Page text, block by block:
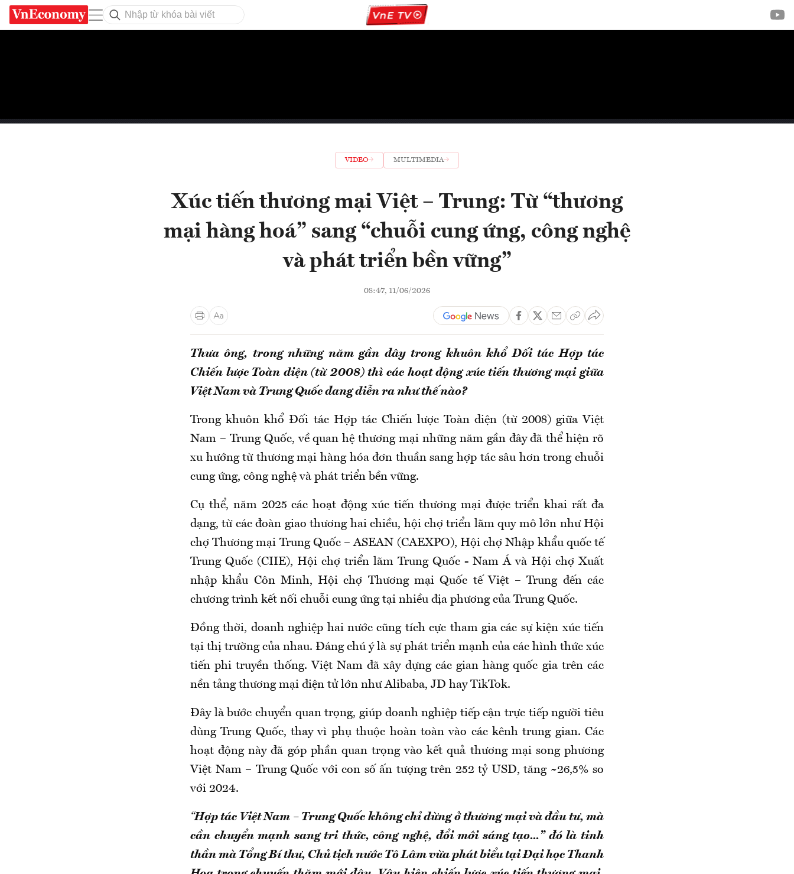
VIDEO MULTIMEDIA
Xúc tiến thương mại Việt – Trung: Từ “thương
mại hàng hoá” sang “chuỗi cung ứng, công nghệ
và phát triển bền vững”
08:47, 11/06/2026
Thưa ông, trong những năm gần đây trong khuôn khổ Đối tác Hợp tác
Chiến lược Toàn diện (từ 2008) thì các hoạt động xúc tiến thương mại giữa
Việt Nam và Trung Quốc đang diễn ra như thế nào?
Trong khuôn khổ Đối tác Hợp tác Chiến lược Toàn diện (từ 2008) giữa Việt
Nam – Trung Quốc, về quan hệ thương mại những năm gần đây đã thể hiện rõ
xu hướng từ thương mại hàng hóa đơn thuần sang hợp tác sâu hơn trong chuỗi
cung ứng, công nghệ và phát triển bền vững.
Cụ thể, năm 2025 các hoạt động xúc tiến thương mại được triển khai rất đa
dạng, từ các đoàn giao thương hai chiều, hội chợ triển lãm quy mô lớn như Hội
chợ Thương mại Trung Quốc – ASEAN (CAEXPO), Hội chợ Nhập khẩu quốc tế
Trung Quốc (CIIE), Hội chợ triển lãm Trung Quốc - Nam Á và Hội chợ Xuất
nhập khẩu Côn Minh, Hội chợ Thương mại Quốc tế Việt – Trung đến các
chương trình kết nối chuỗi cung ứng tại nhiều địa phương của Trung Quốc.
Đồng thời, doanh nghiệp hai nước cũng tích cực tham gia các sự kiện xúc tiến
tại thị trường của nhau. Đáng chú ý là sự phát triển mạnh của các hình thức xúc
tiến phi truyền thống. Việt Nam đã xây dựng các gian hàng quốc gia trên các
nền tảng thương mại điện tử lớn như Alibaba, JD hay TikTok.
Đây là bước chuyển quan trọng, giúp doanh nghiệp tiếp cận trực tiếp người tiêu
dùng Trung Quốc, thay vì phụ thuộc hoàn toàn vào các kênh trung gian. Các
hoạt động này đã góp phần quan trọng vào kết quả thương mại song phương
Việt Nam – Trung Quốc với con số ấn tượng trên 252 tỷ USD, tăng ~26,5% so
với 2024.
“Hợp tác Việt Nam – Trung Quốc không chỉ dừng ở thương mại và đầu tư, mà
cần chuyển mạnh sang tri thức, công nghệ, đổi mới sáng tạo…” đó là tinh
thần mà Tổng Bí thư, Chủ tịch nước Tô Lâm vừa phát biểu tại Đại học Thanh